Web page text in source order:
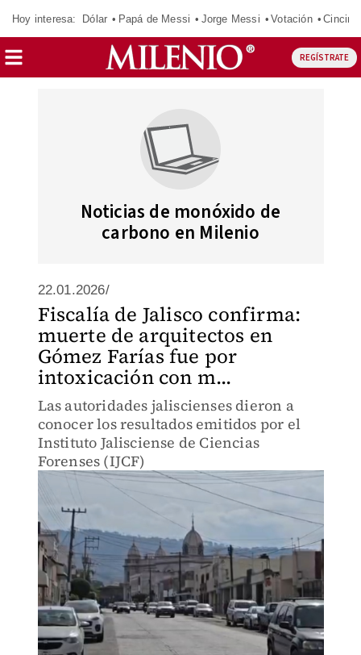
Hoy interesa: Dólar Papá de Messi Jorge Messi Votación
REGÍSTRATE
Noticias de monóxido de
carbono en Milenio
22.01.2026/
Fiscalía de Jalisco confirma:
muerte de arquitectos en
Gómez Farías fue por
intoxicación con m...
Las autoridades jaliscienses dieron a
conocer los resultados emitidos por el
Instituto Jalisciense de Ciencias
Forenses (IJCF)